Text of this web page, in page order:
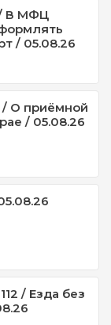
В МФЦ
/ 05.08.26
/ О приёмной
/ 05.08.26
/ Езда без